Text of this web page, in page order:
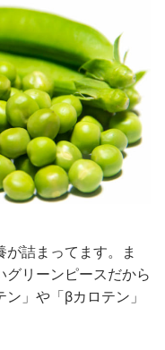
詰まってます。ま
リーンピースだから
」や「βカロテン」